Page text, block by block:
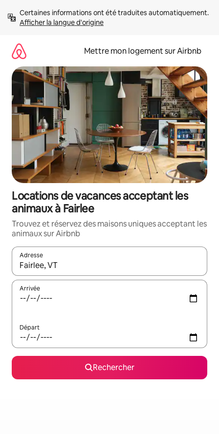
directement
Afficher la langue d'origine
Mettre mon logement sur Airbnb
Locations de vacances acceptant les
animaux à Fairlee
Trouvez et réservez des maisons uniques acceptant les
animaux sur Airbnb
Adresse
Lorsque les résultats s'affichent, utilisez les flèches vers le
Arrivée
Départ
Rechercher